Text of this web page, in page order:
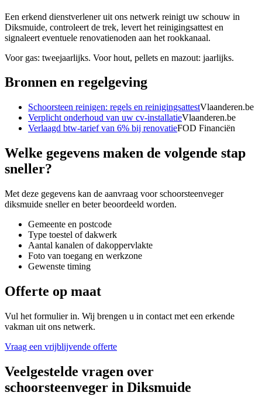
Een erkend dienstverlener uit ons netwerk reinigt uw schouw in
Diksmuide, controleert de trek, levert het reinigingsattest en
signaleert eventuele renovatienoden aan het rookkanaal.
Voor gas: tweejaarlijks. Voor hout, pellets en mazout: jaarlijks.
Bronnen en regelgeving
Schoorsteen reinigen: regels en reinigingsattestVlaanderen.be
Verplicht onderhoud van uw cv-installatieVlaanderen.be
Verlaagd btw-tarief van 6% bij renovatieFOD Financiën
Welke gegevens maken de volgende stap
sneller?
Met deze gegevens kan de aanvraag voorschoorsteenveger
diksmuide sneller en beter beoordeeld worden.
Gemeente en postcode
Type toestel of dakwerk
Aantal kanalen of dakoppervlakte
Foto van toegang en werkzone
Gewenste timing
Offerte op maat
Vul het formulier in. Wij brengen u in contact met een erkende
vakman uit ons netwerk.
Vraag een vrijblijvende offerte
Veelgestelde vragen over
schoorsteenveger in Diksmuide